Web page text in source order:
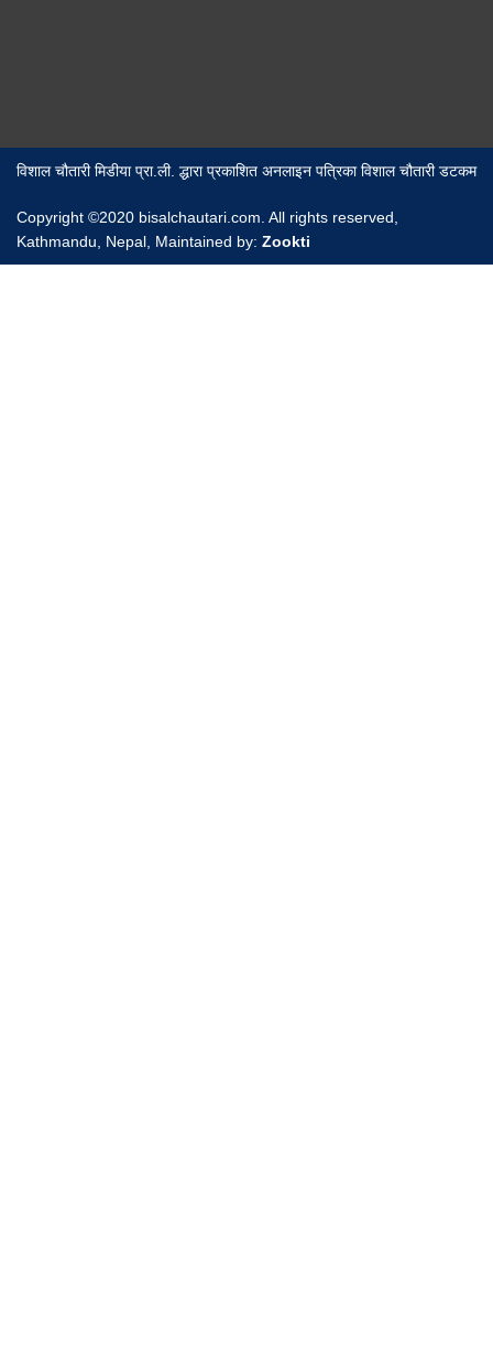
विशाल चौतारी मिडीया प्रा.ली. द्धारा प्रकाशित अनलाइन पत्रिका विशाल चौतारी डटकम
Copyright ©2020 bisalchautari.com. All rights reserved,
Kathmandu, Nepal, Maintained by: Zookti